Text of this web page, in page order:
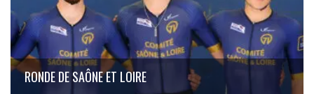
RONDE DE SAÔNE ET LOIRE